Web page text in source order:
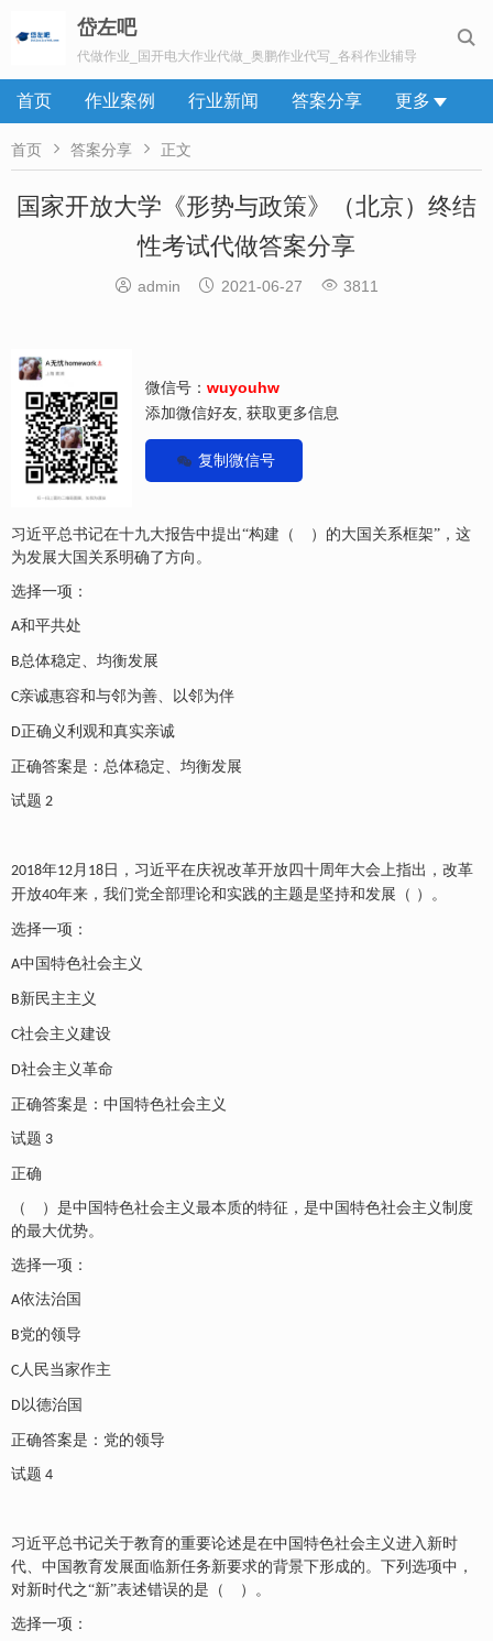

岱左吧
代做作业_国开电大作业代做_奥鹏作业代写_各科作业辅导
首页 作业案例 行业新闻 答案分享 更多
首页  答案分享  正文
国家开放大学《形势与政策》（北京）终结
性考试代做答案分享
 admin  2021-06-27  3811
微信号： wuyouhw
添加微信好友, 获取更多信息
复制微信号
习近平总书记在十九大报告中提出“构建（ ）的大国关系框架”，这
为发展大国关系明确了方向。
选择一项：
A和平共处
B总体稳定、均衡发展
C亲诚惠容和与邻为善、以邻为伴
D正确义利观和真实亲诚
正确答案是：总体稳定、均衡发展
试题 2
2018年12月 18 日，习近平在庆祝改革开放四十周年大会上指出，改革
开放40年来，我们党全部理论和实践的主题是坚持和发展（ ）。
选择一项：
A中国特色社会主义
B新民主主义
C社会主义建设
D社会主义革命
正确答案是：中国特色社会主义
试题 3
正确
（ ）是中国特色社会主义最本质的特征，是中国特色社会主义制度
的最大优势。
选择一项：
A依法治国
B党的领导
C人民当家作主
D以德治国
正确答案是：党的领导
试题 4
习近平总书记关于教育的重要论述是在中国特色社会主义进入新时
代、中国教育发展面临新任务新要求的背景下形成的。下列选项中，
对新时代之“新”表述错误的是（ ）。
选择一项：